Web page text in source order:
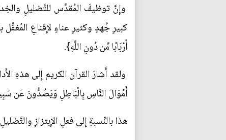
وإِنَّ توظيفَ المُقدَّس للتَّضليلِ
كبيرِ جُهدٍ وكثيرِ عناءٍ لإِقناعِ
أَرْبَابًا مِّن دُونِ اللَّهِ}.
ولقد أَشارَ القرآن الكريم إِلى هذهِ
أَمْوَالَ النَّاسِ بِالْبَاطِلِ وَيَصُدُّونَ عَن
هذا بالنِّسبةِ إِلى فعلِ الإِبتزازِ